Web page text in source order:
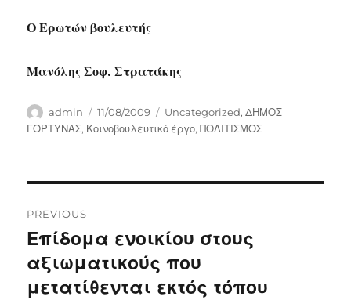
Ο Ερωτών βουλευτής
Μανόλης Σοφ. Στρατάκης
Author
admin
Posted
on
11/08/2009 Categories
Uncategorized,ΔΗΜΟΣ
ΓΟΡΤΥΝΑΣ, Κοινοβουλευτικό έργο,ΠΟΛΙΤΙΣΜΟΣ
navigation
PREVIOUS
Previous
post:
Επίδομα ενοικίου στους
αξιωματικούς που
μετατίθενται εκτός τόπου